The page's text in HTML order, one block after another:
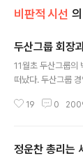
비판적 시선
두산그룹 회장
11월초 두산그룹의
떠났다. 두산그룹
서 쫓겨나 건설회사
들을 두산일가로 받
19 0
정운찬 총리는